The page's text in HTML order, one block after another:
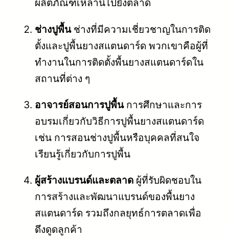
ผลิตภัณฑ์เหล่านี้ไปยังตลาด
ช่างปูพื้นช่างที่มีความเชี่ยวชาญในการติด
ตั้งและปูพื้นยางสแตนดาร์ด พวกเขาคือผู้ที่
ทำงานในการติดตั้งพื้นยางสแตนดาร์ดใน
สถานที่ต่าง ๆ
อาจารย์สอนการปูพื้นการศึกษาและการ
อบรมเกี่ยวกับวิธีการปูพื้นยางสแตนดาร์ด
เช่น การสอนช่างปูพื้นหรือบุคคลที่สนใจ
เรียนรู้เกี่ยวกับการปูพื้น
ผู้สร้างแบรนด์และตลาด ผู้ที่รับผิดชอบใน
การสร้างและพัฒนาแบรนด์ของพื้นยาง
สแตนดาร์ด รวมถึงกลยุทธ์การตลาดเพื่อ
ดึงดูดลูกค้า